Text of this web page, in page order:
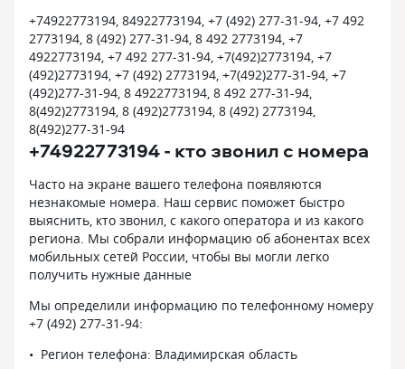
+74922773194, 84922773194, +7 (492) 277-31-94, +7 492
2773194, 8 (492) 277-31-94, 8 492 2773194, +7
4922773194, +7 492 277-31-94, +7(492)2773194, +7
(492)2773194, +7 (492) 2773194, +7(492)277-31-94, +7
(492)277-31-94, 8 4922773194, 8 492 277-31-94,
8(492)2773194, 8 (492)2773194, 8 (492) 2773194,
8(492)277-31-94
+74922773194 - кто звонил с номера
Часто на экране вашего телефона появляются
незнакомые номера. Наш сервис поможет быстро
выяснить, кто звонил, с какого оператора и из какого
региона. Мы собрали информацию об абонентах всех
мобильных сетей России, чтобы вы могли легко
получить нужные данные
Мы определили информацию по телефонному номеру
+7 (492) 277-31-94:
Регион телефона: Владимирская область